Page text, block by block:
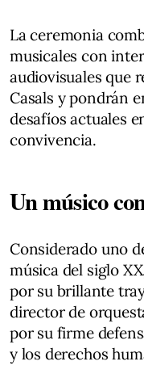
La ceremonia
musicales con
audiovisuales que
Casals y pondrán
desafíos actuales
convivencia.
Un músico
Considerado uno
música del siglo
por su brillante
director de
por su firme
y los derechos